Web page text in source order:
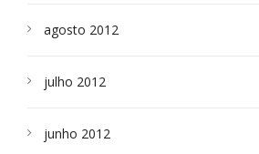
agosto 2012
julho 2012
junho 2012